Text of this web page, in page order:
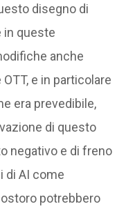
disegno di
in queste
anche
e in particolare
era prevedibile,
di questo
negativo e di freno
di AI come
potrebbero